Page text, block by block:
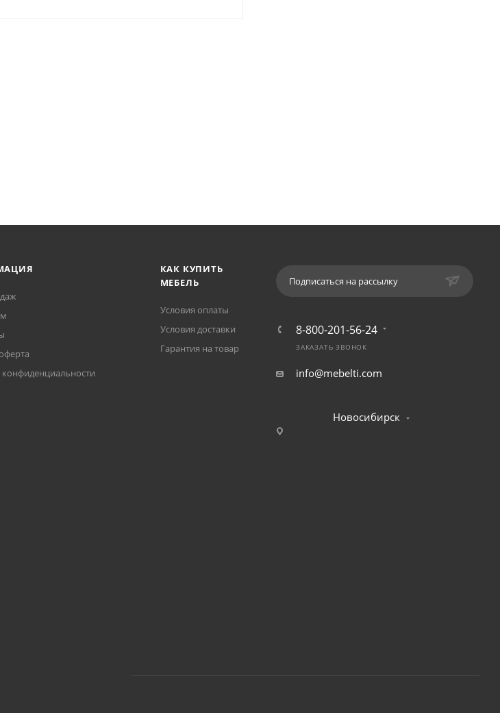
конфиденциальности
КАК КУПИТЬ
МЕБЕЛЬ
Условия оплаты
Условия доставки
Гарантия на товар
Подписаться на рассылку
8-800-201-56-24
ЗАКАЗАТЬ ЗВОНОК
info@mebelti.com
Новосибирск